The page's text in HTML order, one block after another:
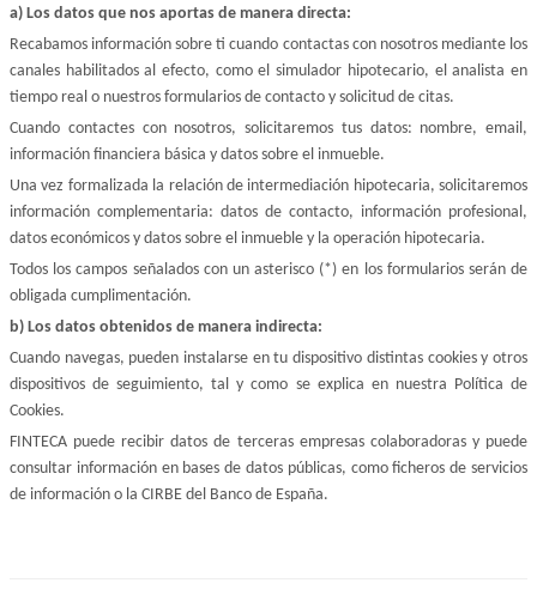
a) Los datos que nos aportas de manera directa:
Recabamos información sobre ti cuando contactas con nosotros mediante los
canales habilitados al efecto, como el simulador hipotecario, el analista en
tiempo real o nuestros formularios de contacto y solicitud de citas.
Cuando contactes con nosotros, solicitaremos tus datos: nombre, email,
información financiera básica y datos sobre el inmueble.
Una vez formalizada la relación de intermediación hipotecaria, solicitaremos
información complementaria: datos de contacto, información profesional,
datos económicos y datos sobre el inmueble y la operación hipotecaria.
Todos los campos señalados con un asterisco (*) en los formularios serán de
obligada cumplimentación.
b) Los datos obtenidos de manera indirecta:
Cuando navegas, pueden instalarse en tu dispositivo distintas cookies y otros
dispositivos de seguimiento, tal y como se explica en nuestra Política de
Cookies.
FINTECA puede recibir datos de terceras empresas colaboradoras y puede
consultar información en bases de datos públicas, como ficheros de servicios
de información o la CIRBE del Banco de España.